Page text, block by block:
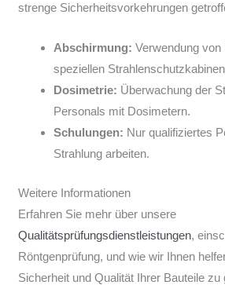
strenge Sicherheitsvorkehrungen
Abschirmung: Verwendung
speziellen
Dosimetrie: Überwachung der
Personals mit Dosimetern.
Schulungen: Nur qualifiziertes
Strahlung arbeiten.
Weitere Informationen
Erfahren Sie mehr über unsere
Qualitätsprüfungsdienstleistungen,
Röntgenprüfung, und wie wir Ihnen
Sicherheit und Qualität Ihrer Bauteile zu